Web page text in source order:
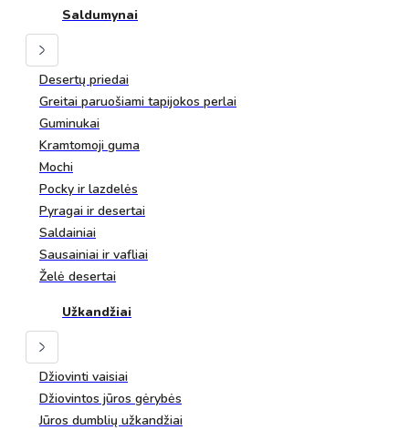
Saldumynai
Desertų priedai
Greitai paruošiami tapijokos perlai
Guminukai
Kramtomoji guma
Mochi
Pocky ir lazdelės
Pyragai ir desertai
Saldainiai
Sausainiai ir vafliai
Želė desertai
Užkandžiai
Džiovinti vaisiai
Džiovintos jūros gėrybės
Jūros dumblių užkandžiai